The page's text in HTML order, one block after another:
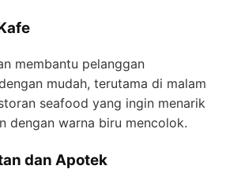
membantu pelanggan
mudah, terutama di malam
seafood yang ingin menarik
dengan warna biru mencolok.
dan Apotek